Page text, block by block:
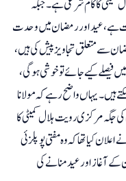
کا کام شرعی ہے۔ جبکہ
ہے، عید اور رمضان میں وحدت
سے متعلق تجاویز پیش کی ہیں،
فیصلے کیے جائے تو خوشی ہوگی،
ہیں۔ یہاں واضح رہے کہ مولانا
کی جگہ مرکزی رویت ہلال کمیٹی کا
کیا تھا کہ وہ مفتی پوپلزئی
آغاز اور عید منانے کی